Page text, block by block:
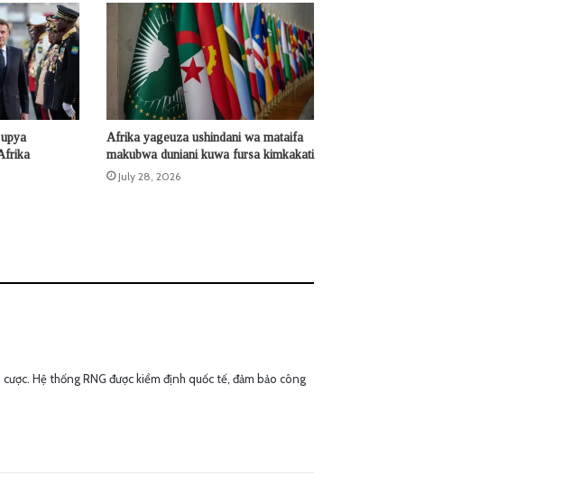
Afrika yageuza ushindani wa mataifa
makubwa duniani kuwa fursa kimkakati
July 28, 2026
Hệ thống RNG được kiểm định quốc tế, đảm bảo công